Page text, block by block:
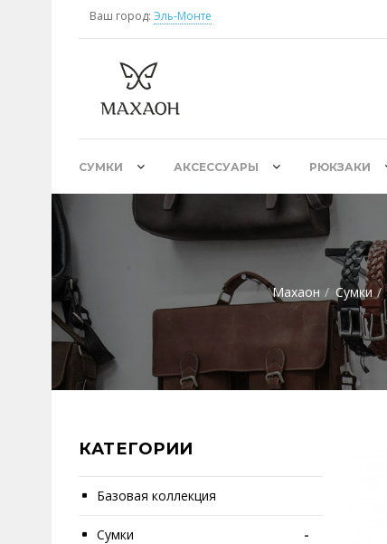
Ваш город: Эль-Монте
СУМКИ АКСЕССУАРЫ РЮКЗАКИ
Махаон Сумки
КАТЕГОРИИ
Базовая коллекция
Сумки -